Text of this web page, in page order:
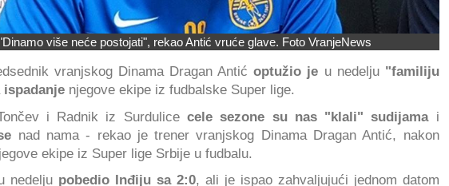
više neće postojati", rekao Antić vruće glave. Foto VranjeNews
vranjskog Dinama Dragan Antić optužio je u nedelju "familiju
ispadanje njegove ekipe iz fudbalske Super lige.
i Radnik iz Surdulice cele sezone su nas "klali" sudijama i
nad nama - rekao je trener vranjskog Dinama Dragan Antić, nakon
ekipe iz Super lige Srbije u fudbalu.
nedelju pobedio Inđiju sa 2:0, ali je ispao zahvaljujući jednom datom